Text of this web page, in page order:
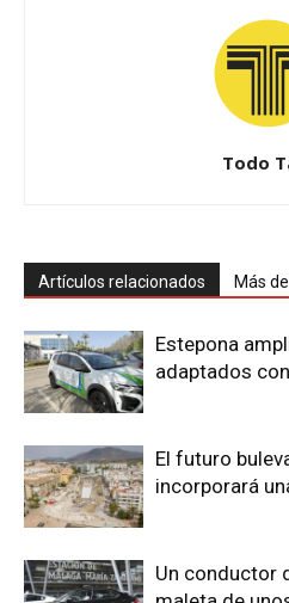
Todo
Artículos relacionados Más
Estepona
adaptados
El futuro
incorporará
Un conductor